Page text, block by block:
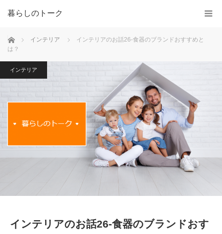
暮らしのトーク
ホーム インテリア
インテリアのお話26-食器のブランドおすすめと
は？
インテリア
インテリアのお話26-食器のブランドおす